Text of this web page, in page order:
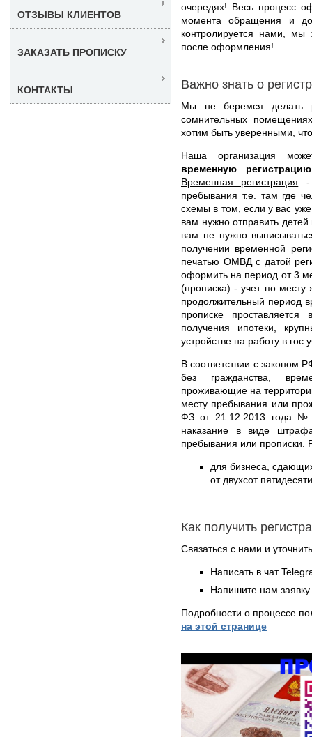
очередях! Весь процесс
момента обращения и до
контролируется нами,
после оформления!
Важно знать о
Мы не беремся делать
сомнительных
хотим быть уверенными,
Наша организация
временную
Временная регистрация -
пребывания т.е. там где
схемы в том, если у вас
вам нужно отправить
вам не нужно
получении временной
печатью ОМВД с датой
оформить на период от 3
(прописка) - учет по
продолжительный период
прописке
получения ипотеки,
устройстве на работу в гос
В соответствии с законом
без гражданства,
проживающие на
месту пребывания или
ФЗ от 21.12.2013 года №
наказание в виде
пребывания или прописки.
для бизнеса,
от двухсот
Как получить
Связаться с нами и
Написать в чат
Напишите нам
Подробности о процессе
на этой странице
ОТЗЫВЫ КЛИЕНТОВ
ЗАКАЗАТЬ ПРОПИСКУ
КОНТАКТЫ